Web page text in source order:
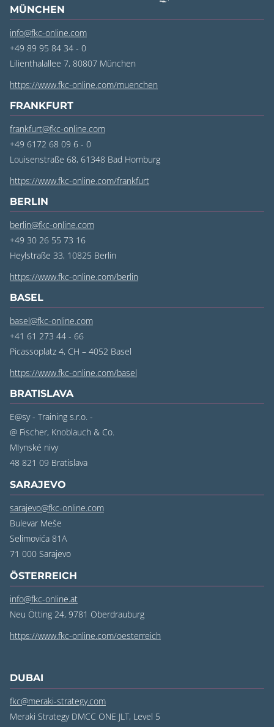
MÜNCHEN
info@fkc-online.com
+49 89 95 84 34 - 0
Lilienthalallee 7, 80807 München
https://www.fkc-online.com/muenchen
FRANKFURT
frankfurt@fkc-online.com
+49 6172 68 09 6 - 0
Louisenstraße 68, 61348 Bad Homburg
https://www.fkc-online.com/frankfurt
BERLIN
berlin@fkc-online.com
+49 30 26 55 73 16
Heylstraße 33, 10825 Berlin
https://www.fkc-online.com/berlin
BASEL
basel@fkc-online.com
+41 61 273 44 - 66
Picassoplatz 4, CH – 4052 Basel
https://www.fkc-online.com/basel
BRATISLAVA
E@sy - Training s.r.o. -
@ Fischer, Knoblauch & Co.
MIynské nivy
48 821 09 Bratislava
SARAJEVO
sarajevo@fkc-online.com
Bulevar Meše
Selimovića 81A
71 000 Sarajevo
ÖSTERREICH
info@fkc-online.at
Neu Ötting 24, 9781 Oberdrauburg
https://www.fkc-online.com/oesterreich
DUBAI
fkc@meraki-strategy.com
Meraki Strategy DMCC ONE JLT, Level 5